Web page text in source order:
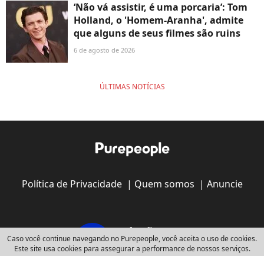
‘Não vá assistir, é uma porcaria’: Tom
Holland, o 'Homem-Aranha', admite
que alguns de seus filmes são ruins
6 de agosto de 2026
ÚLTIMAS NOTÍCIAS
Política de Privacidade| Quem somos | Anuncie
Caso você continue navegando no Purepeople, você aceita o uso de cookies.
Este site usa cookies para assegurar a performance de nossos serviços.